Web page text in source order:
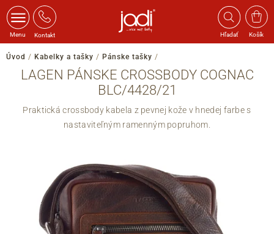
Menu Kontakt Hľadať Košík
Úvod / Kabelky a tašky / Pánske tašky /
LAGEN PÁNSKE CROSSBODY COGNAC
BLC/4428/21
Praktická crossbody kabela z pevnej kože v hnedej farbe s
nastaviteľným ramenným popruhom.